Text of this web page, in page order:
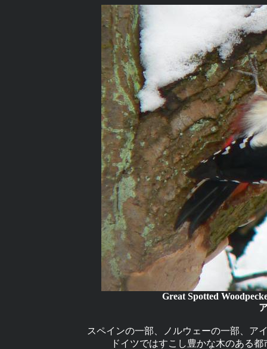
Great Spotted
スペインの一部、ノルウェーの一部、ア
ドイツではすこし豊かな木のある